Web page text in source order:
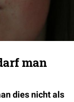
man
dies nicht als